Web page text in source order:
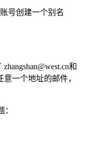
号创建一个别名
和
意一个地址的邮件，